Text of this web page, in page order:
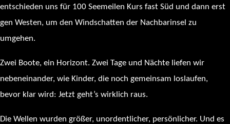
entschieden uns für 100 Seemeilen Kurs fast Süd und dann erst
gen Westen, um den Windschatten der Nachbarinsel zu
umgehen.
Zwei Boote, ein Horizont. Zwei Tage und Nächte liefen wir
nebeneinander, wie Kinder, die noch gemeinsam loslaufen,
bevor klar wird: Jetzt geht’s wirklich raus.
Die Wellen wurden größer, unordentlicher, persönlicher. Und es